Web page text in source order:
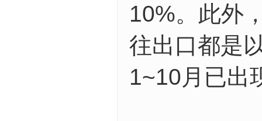
10%。此外
往出口都是
1~10月已出